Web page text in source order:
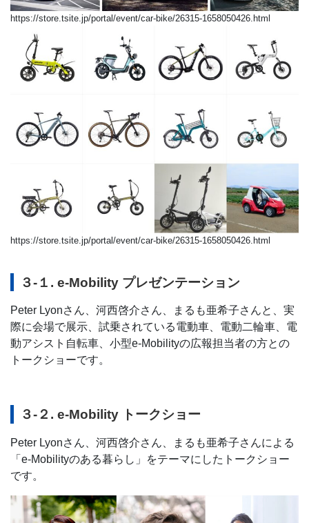
https://store.tsite.jp/portal/event/car-bike/26315-1658050426.html
https://store.tsite.jp/portal/event/car-bike/26315-1658050426.html
３-１. e-Mobility プレゼンテーション
Peter Lyonさん、河西啓介さん、まるも亜希子さんと、実
際に会場で展示、試乗されている電動車、電動二輪車、電
動アシスト自転車、小型e-Mobilityの広報担当者の方との
トークショーです。
３-２. e-Mobility トークショー
Peter Lyonさん、河西啓介さん、まるも亜希子さんによる
「e-Mobilityのある暮らし」をテーマにしたトークショー
です。